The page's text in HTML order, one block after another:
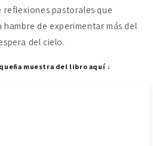
reflexiones pastorales que
de experimentar más del
del cielo.
muestra del libro aquí ↓